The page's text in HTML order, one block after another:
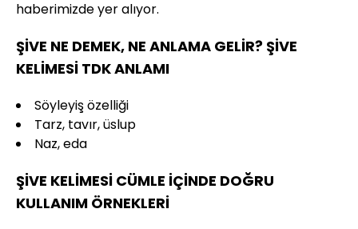
haberimizde yer alıyor.
ŞİVE NE DEMEK, NE ANLAMA GELİR? ŞİVE
KELİMESİ TDK ANLAMI
Söyleyiş özelliği
Tarz, tavır, üslup
Naz, eda
ŞİVE KELİMESİ CÜMLE İÇİNDE DOĞRU
KULLANIM ÖRNEKLERİ